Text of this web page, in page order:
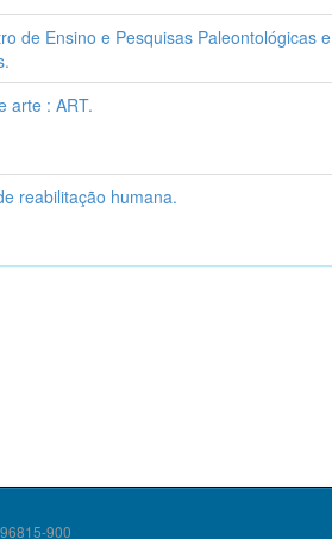
de Ensino e Pesquisas Paleontológicas e
arte : ART.
reabilitação humana.
900